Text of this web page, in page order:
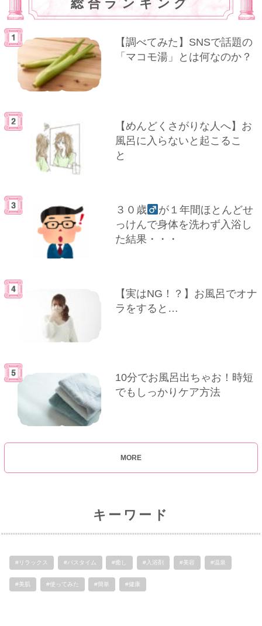
総合ランキング
【調べてみた】SNSで話題の
「マコモ湯」とは何なのか？
【めんどくさがりな人へ】お
風呂に入らないと起こるこ
と
３０歳
が１年間ほとんどせ
っけんで身体を洗わず入浴し
た結果・・・
【実はNG！？】お風呂でオナ
ラをすると…
10分でお風呂出ちゃお！時短
でもしっかりケア方法
MORE
キーワード
#リラックス #バスタイム #癒し #入浴剤 #美容 #温泉
#美肌 #使ってみた #簡単 #健康